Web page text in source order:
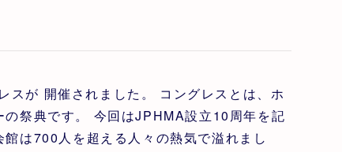
が 開催されました。 コングレスとは、ホ
祭典です。 今回はJPHMA設立10周年を記
は700人を超える人々の熱気で溢れまし